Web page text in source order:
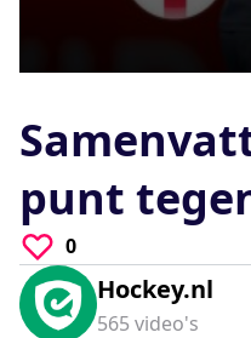
0
secondsVolume
punt
0
Hockey.nl
565 video's